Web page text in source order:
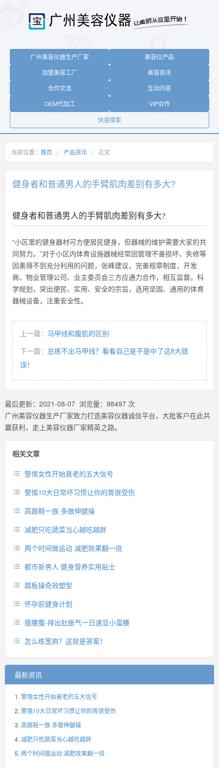
广州美容仪器生产厂家
美容仪产品
加盟美容工厂
美容资讯
合作交流
互动问答
OEM代加工
VIP合作
快速搜索
当前位置： 首页 / 产品资讯 / 正文
健身者和普通男人的手臂肌肉差别有多大?
健身者和普通男人的手臂肌肉差别有多大?
“小区里的健身器材可方便居民健身，但器械的维护需要大家的共
同努力。”对于小区内体育设施器械经常因管理不善损坏、失修等
因素得不到充分利用的问题，张峰建议，完善规章制度，开发
商、物业管理公司、业主委员会三方应通力合作，相互监督。科
学规划，突出便民、实用、安全的宗旨，选用坚固、通用的体育
器械设备，注重安全性。
上一篇： 马甲线和腹肌的区别
下一篇： 总练不出马甲线？看看自己是不是中了这8大错
误！
最后更新： 2021-08-07 浏览量： 98497 次
广州美容仪器生产厂家致力打造美容仪器诚信平台，大批客户在此共
赢获利，走上美容仪器厂家精英之路。
相关文章
警惕女性开始衰老的五大信号
警惕10大日常坏习惯让你的胃很受伤
高跟鞋一族 多做伸腿操
减肥只吃蔬菜当心越吃越胖
两个时间做运动 减肥效果翻一倍
都市新男人 健身营养实用贴士
踏板操奇效塑型
怀孕前健身计划
瘦腰腹-排出肚胀气一日速显小蛮腰
怎么练宽肩？这就是答案！
最新资讯
警惕女性开始衰老的五大信号
警惕10大日常坏习惯让你的胃很受伤
高跟鞋一族 多做伸腿操
减肥只吃蔬菜当心越吃越胖
两个时间做运动 减肥效果翻一倍